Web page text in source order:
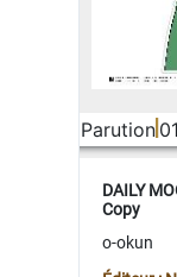
Parution
DAILY
Copy
o-okun